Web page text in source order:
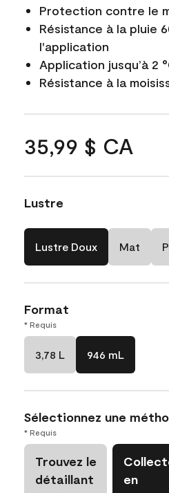
Protection contre le
Résistance à la pluie
l'application
Application jusqu’à 2
Résistance à la
35,99 $ CA
Lustre
Lustre Doux Mat
Format
* Requis
3,78 L 946 mL
Sélectionnez une
* Requis
Trouvez le
détaillant
en